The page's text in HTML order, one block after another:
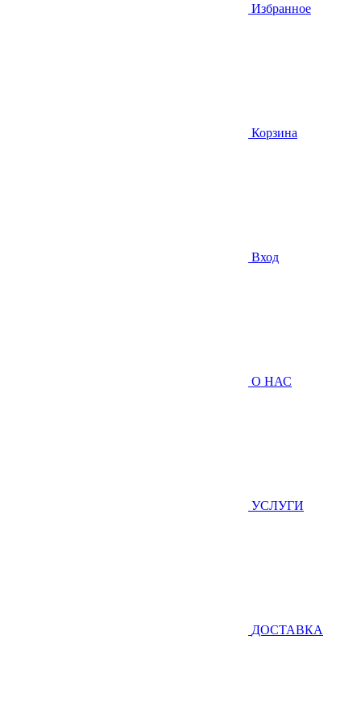
Избранное
Корзина
Вход
О НАС
УСЛУГИ
ДОСТАВКА